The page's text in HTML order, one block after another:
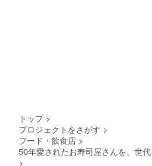
トップ >
プロジェクトをさがす >
フード・飲食店 >
50年愛されたお寿司屋さんを、世
>